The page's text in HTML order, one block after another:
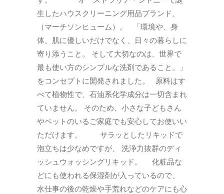
生したハウスクリーニング用品ブランド、
（マーチソンヒューム）。 「環境や、身
体、肌に優しいだけでなく、日々の暮らしに
寄り添うこと。 そして大切なのは、世界で
最も使い方のシンプルな洗剤であること。」
をコンセプトに開発されました。 原料はす
べて植物性で、石油系化学成分は一切含まれ
ていません。 そのため、小さな子どもさん
やペットのいるご家庭でも安心してお使いい
ただけます。 サラッとしたリキッドで
泡立ちは少なめですが、 洗浄力抜群のディ
ッシュウォッシングリキッド。 化粧品な
どにも使われる保湿剤が入っているので、
水仕事の後の乾燥や手荒れなどのケアにも心